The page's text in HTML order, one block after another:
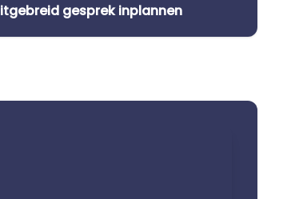
gesprek inplannen